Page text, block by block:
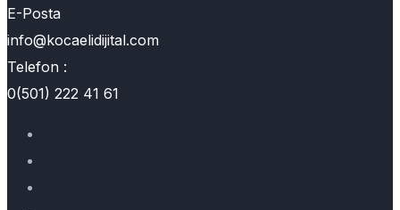
E-Posta
info@kocaelidijital.com
Telefon :
0(501) 222 41 61